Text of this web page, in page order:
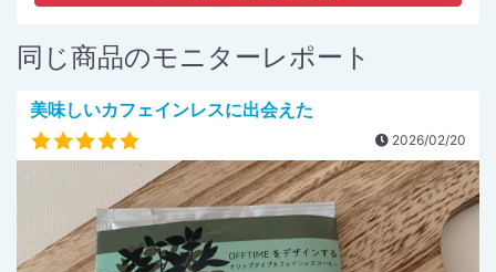
同じ商品のモニターレポート
美味しいカフェインレスに出会えた
2026/02/20